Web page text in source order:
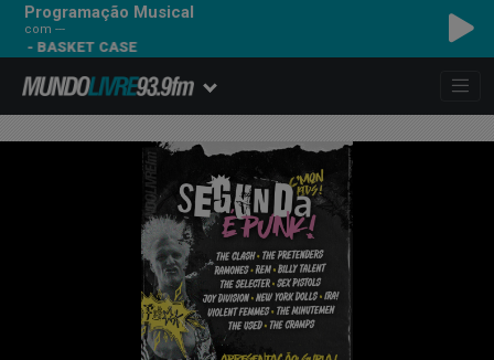
Programação Musical
com ---
- BASKET CASE